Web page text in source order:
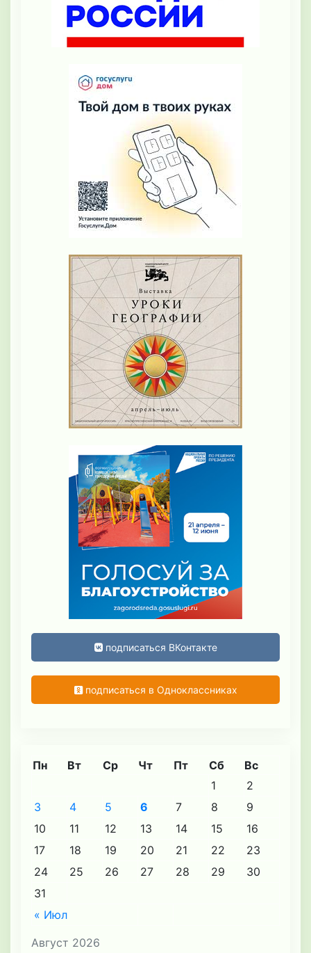
подписаться ВКонтакте
подписаться в Одноклассниках
Август 2026
Пн Вт Ср Чт Пт Сб Вс
« Июл
1
2
3
4 5 6 7 8
9
10
11 12 13 14 15
16
17
18 19 20 21 22
23
24
25 26 27 28 29
30
31